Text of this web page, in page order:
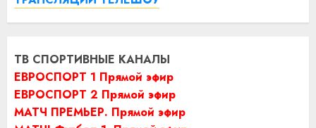
ТВ СПОРТИВНЫЕ КАНАЛЫ
ЕВРОСПОРТ 1 Прямой эфир
ЕВРОСПОРТ 2 Прямой эфир
МАТЧ ПРЕМЬЕР. Прямой эфир